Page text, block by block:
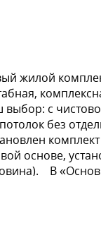
жилой
с
без
основе,
В
креатива
условия